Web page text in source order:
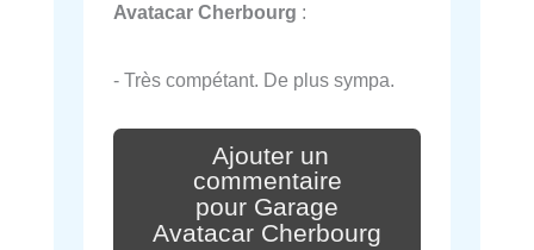
Avatacar Cherbourg :
- Très compétant. De plus sympa.
Ajouter un
commentaire
pour Garage
Avatacar Cherbourg